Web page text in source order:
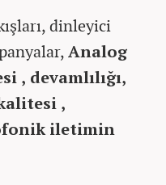
dinleyici
Analog
, devamlılığı,
,
iletimin